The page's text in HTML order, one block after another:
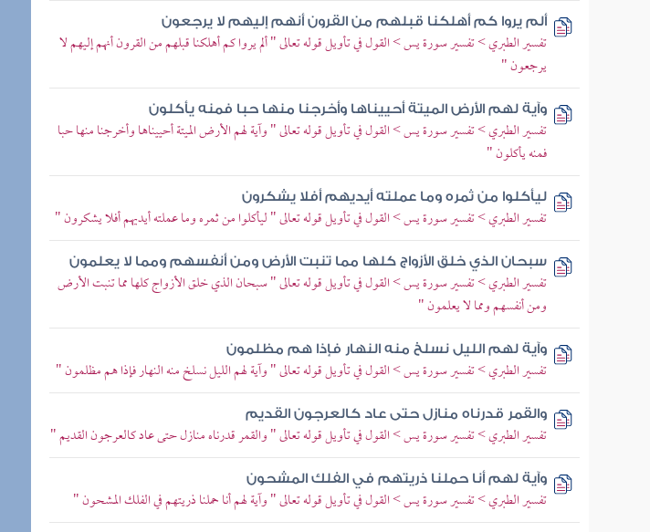
ألم يروا كم أهلكنا قبلهم من القرون أنهم إليهم لا يرجعون
تفسير الطبري > تفسير سورة يس > القول في تأويل قوله تعالى " ألم يروا كم أهلكنا قبلهم من القرون أنهم إليهم لا
يرجعون "
وآية لهم الأرض الميتة أحييناها وأخرجنا منها حبا فمنه يأكلون
تفسير الطبري > تفسير سورة يس > القول في تأويل قوله تعالى " وآية لهم الأرض الميتة أحييناها وأخرجنا منها حبا
فمنه يأكلون "
ليأكلوا من ثمره وما عملته أيديهم أفلا يشكرون
تفسير الطبري > تفسير سورة يس > القول في تأويل قوله تعالى " ليأكلوا من ثمره وما عملته أيديهم أفلا يشكرون "
سبحان الذي خلق الأزواج كلها مما تنبت الأرض ومن أنفسهم ومما لا يعلمون
تفسير الطبري > تفسير سورة يس > القول في تأويل قوله تعالى " سبحان الذي خلق الأزواج كلها مما تنبت الأرض
ومن أنفسهم ومما لا يعلمون "
وآية لهم الليل نسلخ منه النهار فإذا هم مظلمون
تفسير الطبري > تفسير سورة يس > القول في تأويل قوله تعالى " وآية لهم الليل نسلخ منه النهار فإذا هم مظلمون "
والقمر قدرناه منازل حتى عاد كالعرجون القديم
تفسير الطبري > تفسير سورة يس > القول في تأويل قوله تعالى " والقمر قدرناه منازل حتى عاد كالعرجون القديم "
وآية لهم أنا حملنا ذريتهم في الفلك المشحون
تفسير الطبري > تفسير سورة يس > القول في تأويل قوله تعالى " وآية لهم أنا حملنا ذريتهم في الفلك المشحون "